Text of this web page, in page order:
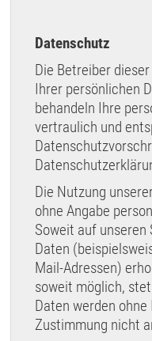
Datenschutz
Die Betreiber
Ihrer persönlichen
behandeln Ihre
vertraulich und
Die Nutzung
ohne Angabe
Soweit auf unseren
Daten
Mail-Adressen)
soweit möglich,
Daten werden
Zustimmung nicht